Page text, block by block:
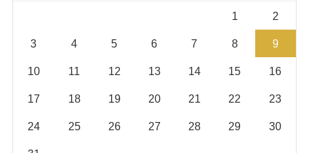
1 2
3 4 5 6 7 8 9
10 11 12 13 14 15 16
17 18 19 20 21 22 23
24 25 26 27 28 29 30